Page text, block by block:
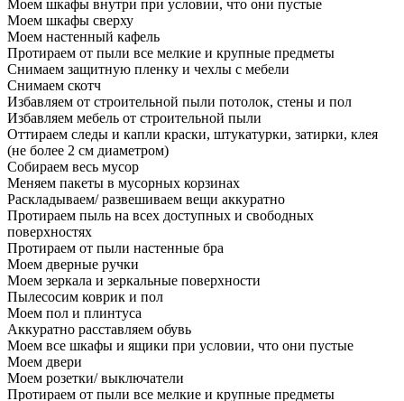
Моем шкафы внутри при условии, что они пустые
Моем шкафы сверху
Моем настенный кафель
Протираем от пыли все мелкие и крупные предметы
Снимаем защитную пленку и чехлы с мебели
Снимаем скотч
Избавляем от строительной пыли потолок, стены и пол
Избавляем мебель от строительной пыли
Оттираем следы и капли краски, штукатурки, затирки, клея
(не более 2 см диаметром)
Собираем весь мусор
Меняем пакеты в мусорных корзинах
Раскладываем/ развешиваем вещи аккуратно
Протираем пыль на всех доступных и свободных
поверхностях
Протираем от пыли настенные бра
Моем дверные ручки
Моем зеркала и зеркальные поверхности
Пылесосим коврик и пол
Моем пол и плинтуса
Аккуратно расставляем обувь
Моем все шкафы и ящики при условии, что они пустые
Моем двери
Моем розетки/ выключатели
Протираем от пыли все мелкие и крупные предметы